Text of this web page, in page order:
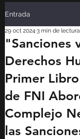
Entrada
"Sanciones
Derechos
Primer
de FNI
Complejo
las
29 oct 2024 3 min de lectura